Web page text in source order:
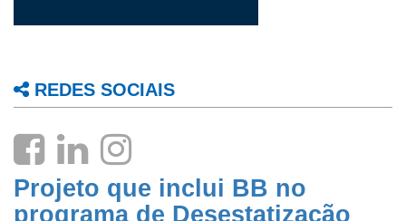
REDES SOCIAIS
Projeto que inclui BB no
programa de Desestatização